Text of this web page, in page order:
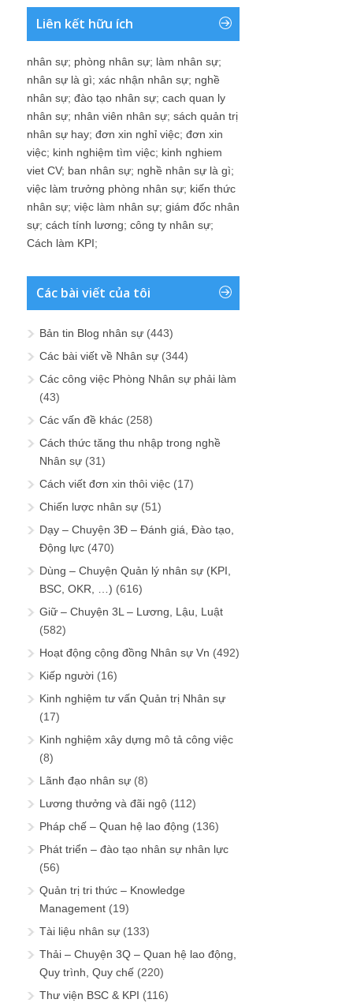
Liên kết hữu ích
nhân sự; phòng nhân sự; làm nhân sự;
nhân sự là gì; xác nhận nhân sự; nghề
nhân sự; đào tạo nhân sự; cach quan ly
nhân sự; nhân viên nhân sự; sách quản trị
nhân sự hay; đơn xin nghỉ việc; đơn xin
việc; kinh nghiệm tìm việc; kinh nghiem
viet CV; ban nhân sự; nghề nhân sự là gì;
việc làm trưởng phòng nhân sự; kiến thức
nhân sự; việc làm nhân sự; giám đốc nhân
sự; cách tính lương; công ty nhân sự;
Cách làm KPI;
Các bài viết của tôi
Bản tin Blog nhân sự (443)
Các bài viết về Nhân sự (344)
Các công việc Phòng Nhân sự phải làm
(43)
Các vấn đề khác (258)
Cách thức tăng thu nhập trong nghề
Nhân sự (31)
Cách viết đơn xin thôi việc (17)
Chiến lược nhân sự (51)
Dạy – Chuyện 3Đ – Đánh giá, Đào tạo,
Động lực (470)
Dùng – Chuyện Quản lý nhân sự (KPI,
BSC, OKR, …) (616)
Giữ – Chuyện 3L – Lương, Lậu, Luật
(582)
Hoạt động cộng đồng Nhân sự Vn (492)
Kiếp người (16)
Kinh nghiệm tư vấn Quản trị Nhân sự
(17)
Kinh nghiệm xây dựng mô tả công việc
(8)
Lãnh đạo nhân sự (8)
Lương thưởng và đãi ngộ (112)
Pháp chế – Quan hệ lao động (136)
Phát triển – đào tạo nhân sự nhân lực
(56)
Quản trị tri thức – Knowledge
Management (19)
Tài liệu nhân sự (133)
Thải – Chuyện 3Q – Quan hệ lao động,
Quy trình, Quy chế (220)
Thư viện BSC & KPI (116)